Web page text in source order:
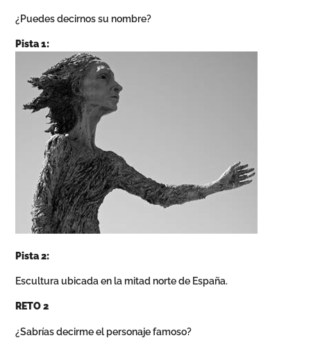
¿Puedes decirnos su nombre?
Pista 1:
Pista 2:
Escultura ubicada en la mitad norte de España.
RETO 2
¿Sabrías decirme el personaje famoso?